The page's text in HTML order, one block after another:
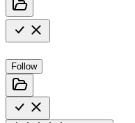
Follow